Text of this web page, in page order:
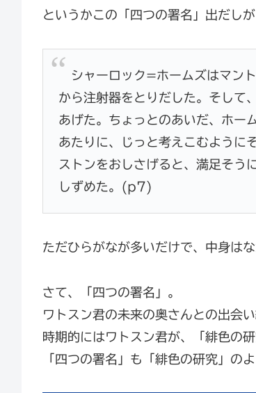
というかこの「四つの署名」出だし
シャーロック=ホームズはマント
から注射器をとりだした。そして
あげた。ちょっとのあいだ、ホー
あたりに、じっと考えこむように
ストンをおしさげると、満足そう
しずめた。(p7)
ただひらがなが多いだけで、中身は
さて、「四つの署名」。
ワトスン君の未来の奥さんとの出会い
時期的にはワトスン君が、「緋色の
「四つの署名」も「緋色の研究」の